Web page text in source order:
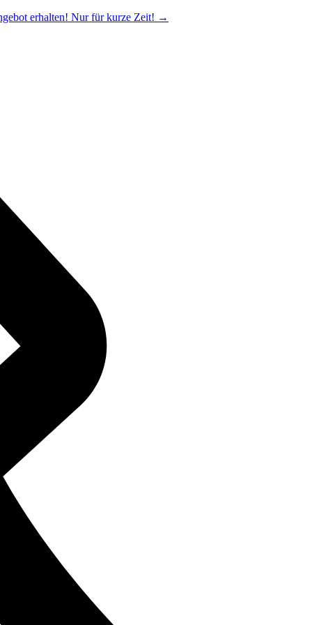
erhalten! Nur für kurze Zeit! →